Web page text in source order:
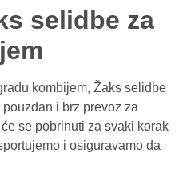
selidbe za
kombijem, Žaks selidbe
i brz prevoz za
se pobrinuti za svaki korak
i osiguravamo da